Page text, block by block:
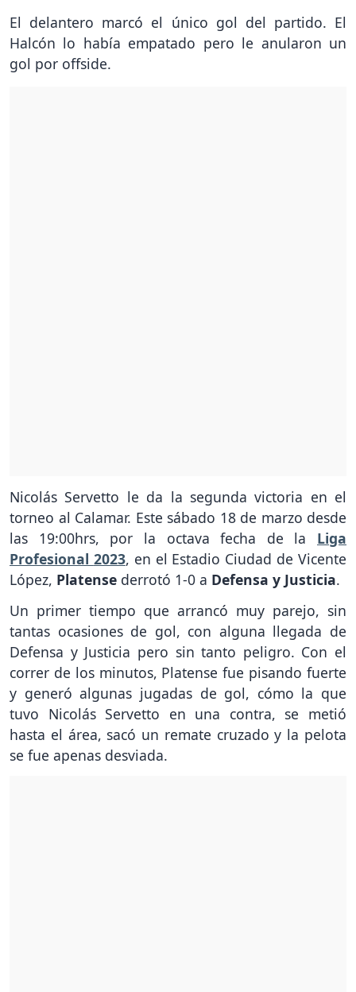
El delantero marcó el único gol del partido. El
Halcón lo había empatado pero le anularon un
gol por offside.
Nicolás Servetto le da la segunda victoria en el
torneo al Calamar. Este sábado 18 de marzo desde
las 19:00hrs, por la octava fecha de la Liga
Profesional 2023, en el Estadio Ciudad de Vicente
López, Platense derrotó 1-0 a Defensa y Justicia.
Un primer tiempo que arrancó muy parejo, sin
tantas ocasiones de gol, con alguna llegada de
Defensa y Justicia pero sin tanto peligro. Con el
correr de los minutos, Platense fue pisando fuerte
y generó algunas jugadas de gol, cómo la que
tuvo Nicolás Servetto en una contra, se metió
hasta el área, sacó un remate cruzado y la pelota
se fue apenas desviada.